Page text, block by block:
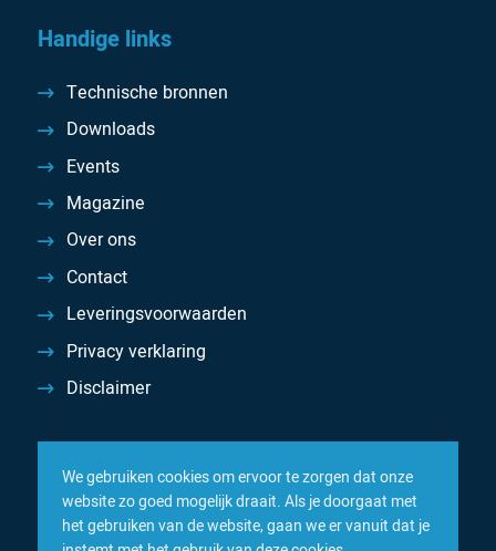
Handige links
Technische bronnen
Downloads
Events
Magazine
Over ons
Contact
Leveringsvoorwaarden
Privacy verklaring
Disclaimer
We gebruiken cookies om ervoor te zorgen dat onze
website zo goed mogelijk draait. Als je doorgaat met
het gebruiken van de website, gaan we er vanuit dat je